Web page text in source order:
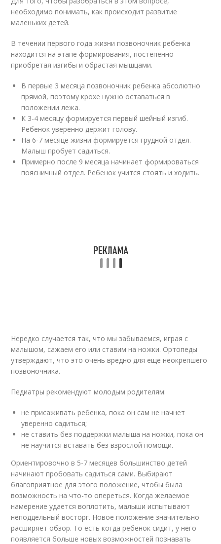
необходимо понимать, как происходит развитие
маленьких детей.
В течении первого года жизни позвоночник ребенка
находится на этапе формирования, постепенно
приобретая изгибы и обрастая мышцами.
В первые 3 месяца позвоночник ребенка абсолютно
прямой, поэтому крохе нужно оставаться в
положении лежа.
К 3-4 месяцу формируется первый шейный изгиб.
Ребенок уверенно держит голову.
На 6-7 месяце жизни формируется грудной отдел.
Малыш пробует садиться.
Примерно после 9 месяца начинает формироваться
поясничный отдел. Ребенок учится стоять и ходить.
Нередко случается так, что мы забываемся, играя с
малышом, сажаем его или ставим на ножки. Ортопеды
утверждают, что это очень вредно для еще неокрепшего
позвоночника.
Педиатры рекомендуют молодым родителям:
не присаживать ребенка, пока он сам не начнет
уверенно садиться;
не ставить без поддержки малыша на ножки, пока он
не научится вставать без взрослой помощи.
Ориентировочно в 5-7 месяцев большинство детей
начинают пробовать садиться сами. Выбирают
благоприятное для этого положение, чтобы была
возможность на что-то опереться. Когда желаемое
намерение удается воплотить, малыши испытывают
неподдельный восторг. Новое положение значительно
расширяет обзор. То есть когда ребенок сидит, у него
появляется больше новых возможностей познавать